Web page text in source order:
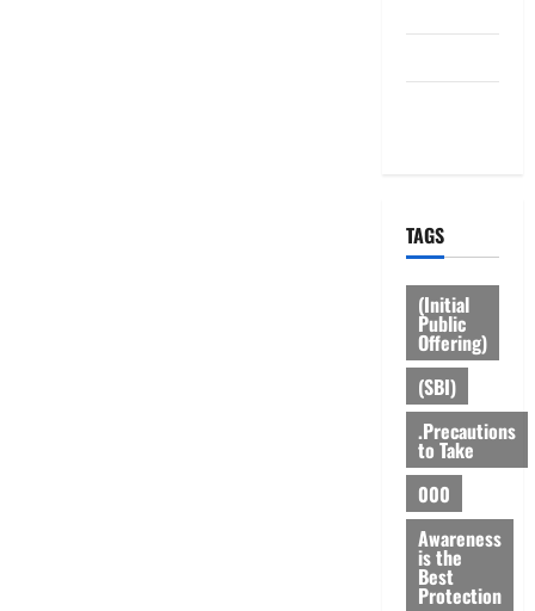
TAGS
(Initial
Public
Offering)
(SBI)
.Precautions
to Take
000
Awareness
is the
Best
Protection